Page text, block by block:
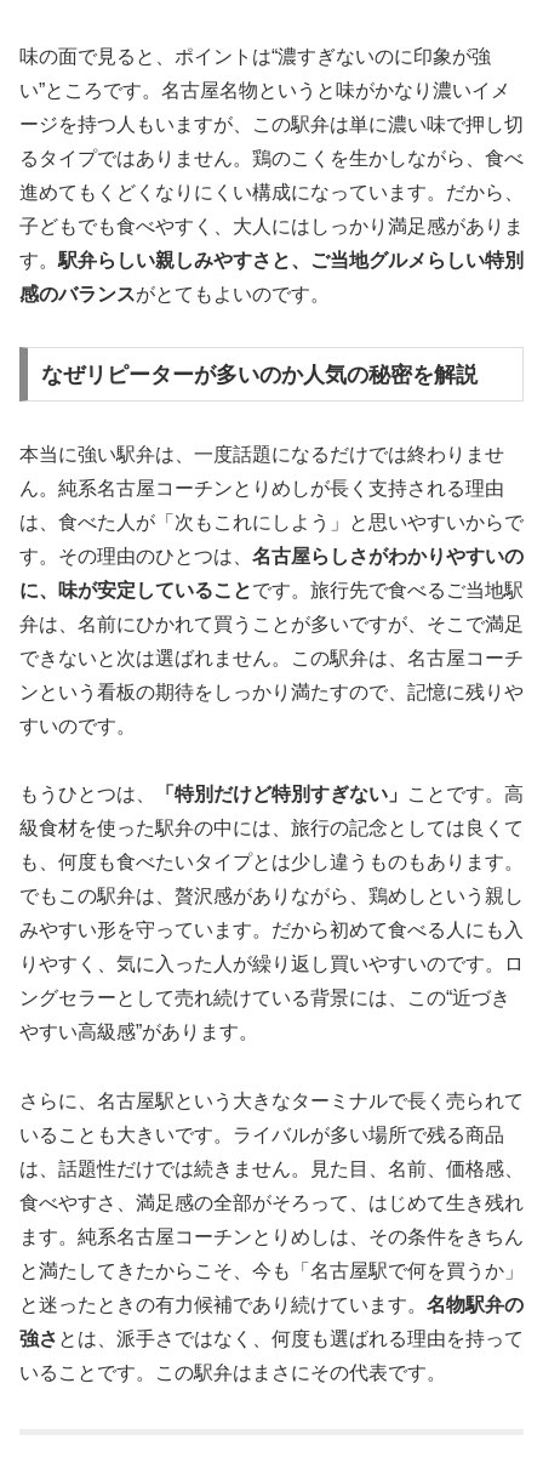
味の面で見ると、ポイントは“濃すぎないのに印象が強
い”ところです。名古屋名物というと味がかなり濃いイメ
ージを持つ人もいますが、この駅弁は単に濃い味で押し切
るタイプではありません。鶏のこくを生かしながら、食べ
進めてもくどくなりにくい構成になっています。だから、
子どもでも食べやすく、大人にはしっかり満足感がありま
す。 駅弁らしい親しみやすさと、ご当地グルメらしい特別
感のバランスがとてもよいのです。
なぜリピーターが多いのか人気の秘密を解説
本当に強い駅弁は、一度話題になるだけでは終わりませ
ん。純系名古屋コーチンとりめしが長く支持される理由
は、食べた人が「次もこれにしよう」と思いやすいからで
す。その理由のひとつは、 名古屋らしさがわかりやすいの
に、味が安定していることです。旅行先で食べるご当地駅
弁は、名前にひかれて買うことが多いですが、そこで満足
できないと次は選ばれません。この駅弁は、名古屋コーチ
ンという看板の期待をしっかり満たすので、記憶に残りや
すいのです。
もうひとつは、 「特別だけど特別すぎない」
ことです。高
級食材を使った駅弁の中には、旅行の記念としては良くて
も、何度も食べたいタイプとは少し違うものもあります。
でもこの駅弁は、贅沢感がありながら、鶏めしという親し
みやすい形を守っています。だから初めて食べる人にも入
りやすく、気に入った人が繰り返し買いやすいのです。ロ
ングセラーとして売れ続けている背景には、この“近づき
やすい高級感”があります。
さらに、名古屋駅という大きなターミナルで長く売られて
いることも大きいです。ライバルが多い場所で残る商品
は、話題性だけでは続きません。見た目、名前、価格感、
食べやすさ、満足感の全部がそろって、はじめて生き残れ
ます。純系名古屋コーチンとりめしは、その条件をきちん
と満たしてきたからこそ、今も「名古屋駅で何を買うか」
と迷ったときの有力候補であり続けています。 名物駅弁の
強さ とは、派手さではなく、何度も選ばれる理由を持って
いることです。この駅弁はまさにその代表です。